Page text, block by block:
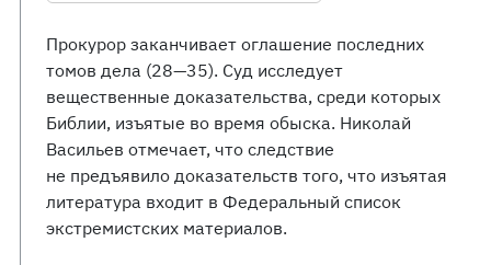
Прокурор заканчивает оглашение последних
томов дела (28—35). Суд исследует
вещественные доказательства, среди которых
Библии, изъятые во время обыска. Николай
Васильев отмечает, что следствие
не предъявило доказательств того, что изъятая
литература входит в Федеральный список
экстремистских материалов.